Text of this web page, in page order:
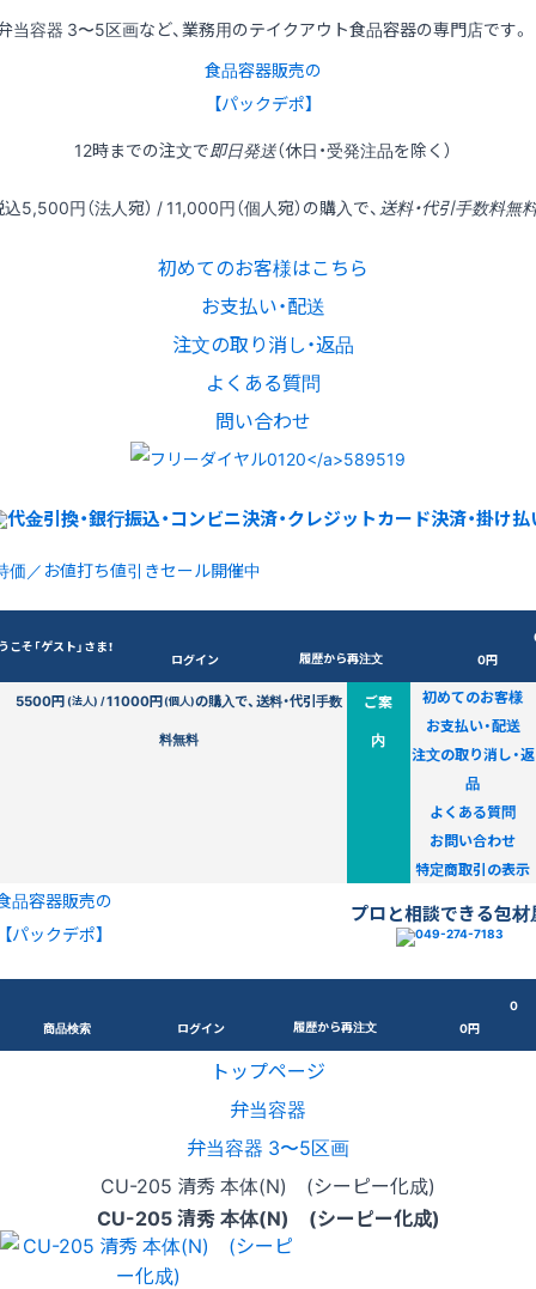
当容器 3〜5区画など、業務用のテイクアウト食品容器の専門店です。
食品容器販売の
【パックデポ】
12時までの注文で即日発送（休日・受発注品を除く）
込5,500円（法人宛） / 11,000円（個人宛）の購入で、 送料・代引手数料無
初めてのお客様はこちら
お支払い・配送
注文の取り消し・返品
よくある質問
問い合わせ
価／お値打ち値引きセール開催中
こそ「ゲスト」さま！
ログイン 履歴から再注文
0円
5500円(法人) /11000円(個人)の購入で、送料・代引手数
料無料
ご案
内
初めてのお客様
お支払い・配送
注文の取り消し・返
品
よくある質問
お問い合わせ
特定商取引の表示
品容器販売の
【パックデポ】
プロと相談できる包材
商品検索 ログイン 履歴から再注文
0
0円
トップページ
弁当容器
弁当容器 3〜5区画
CU-205 清秀 本体(N) (シーピー化成)
CU-205 清秀 本体(N) (シーピー化成)